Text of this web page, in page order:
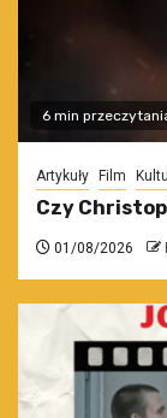
6 min
Artykuły Film
Czy
01/08/2026